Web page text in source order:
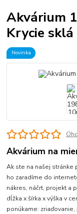
Akvárium
Krycie sklá
Novinka
Akvárium na
Ak ste na našej stránke
ho zaradíme do
nákres, náčrt, projekt a
dĺžka x šírka x výška v
ponúkame: zriaďovanie,